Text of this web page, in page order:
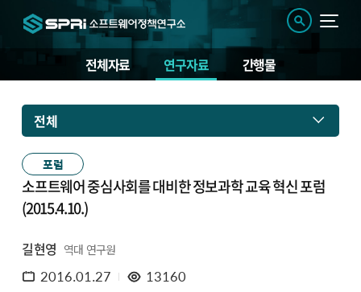
전체자료 연구자료 간행물
전체
포럼
소프트웨어 중심사회를 대비한 정보과학 교육 혁신 포럼
(2015.4.10.)
길현영 역대 연구원
2016.01.27 13160